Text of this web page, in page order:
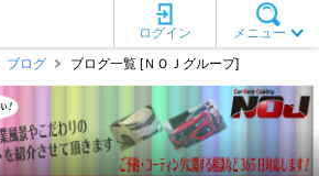
メニュー
ログイン
ブログ ブログ一覧 [ＮＯＪグループ]